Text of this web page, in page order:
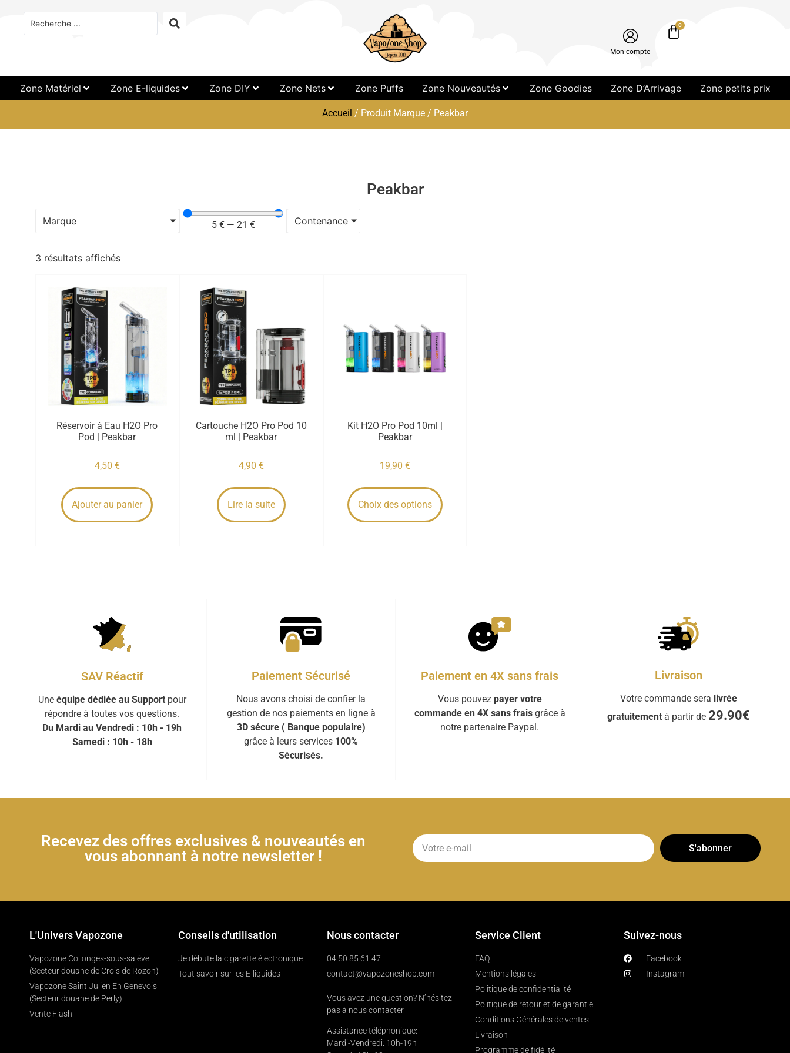
Mon compte
0
Zone Matériel Zone E-liquides Zone DIY Zone Nets Zone Puffs Zone Nouveautés Zone Goodies Zone D’Arrivage Zone petits prix
Accueil / Produit Marque / Peakbar
Peakbar
Marque 5 €— 21 € Contenance
3 résultats affichés
Réservoir à Eau H2O Pro
Pod | Peakbar
4,50 €
Ajouter au panier
Cartouche H2O Pro Pod 10
ml | Peakbar
4,90 €
Lire la suite
Kit H2O Pro Pod 10ml |
Peakbar
19,90 €
Choix des options
SAV Réactif
Une équipe dédiée au Supportpour
répondre à toutes vos questions.
Du Mardi au Vendredi : 10h - 19h
Samedi : 10h - 18h
Paiement Sécurisé
Nous avons choisi de confier la
gestion de nos paiements en ligne à
3D sécure ( Banque populaire)
grâce à leurs services 100%
Sécurisés.
Paiement en 4X sans frais
Vous pouvez payer votre
commande en 4X sans fraisgrâce à
notre partenaire Paypal.
Livraison
Votre commande sera livrée
gratuitementà partir de 29.90€
Recevez des offres exclusives & nouveautés en
vous abonnant à notre newsletter !
S'abonner
L'Univers Vapozone
Vapozone Collonges-sous-salève
(Secteur douane de Crois de Rozon)
Vapozone Saint Julien En Genevois
(Secteur douane de Perly)
Vente Flash
Conseils d'utilisation
Je débute la cigarette électronique
Tout savoir sur les E-liquides
Nous contacter
04 50 85 61 47
contact@vapozoneshop.com
Vous avez une question? N’hésitez
pas à nous contacter
Assistance téléphonique:
Mardi-Vendredi: 10h-19h
Service Client
FAQ
Mentions légales
Politique de confidentialité
Politique de retour et de garantie
Conditions Générales de ventes
Livraison
Programme de fidélité
Suivez-nous
Facebook
Instagram